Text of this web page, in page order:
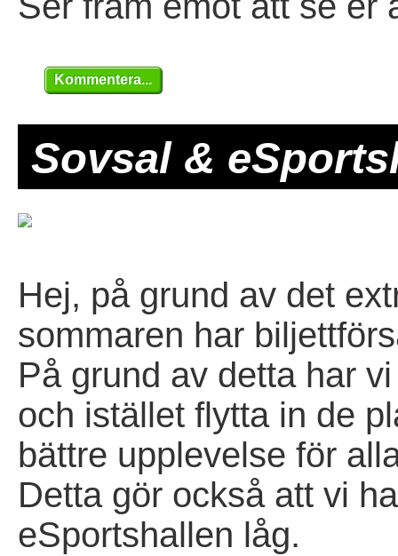
Kommentera...
Sovsal &
Hej, på grund av det
sommaren har
På grund av detta har
och istället flytta in de
bättre upplevelse för
Detta gör också att vi
eSportshallen låg.